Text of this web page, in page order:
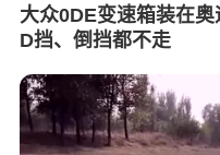
大众0DE变速箱装在奥
D挡、倒挡都不走